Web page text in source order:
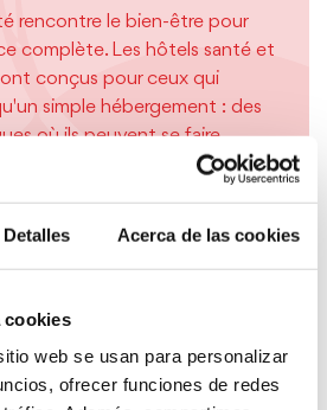
Detalles Acerca de las cookies
cookies
web se usan para personalizar
ofrecer funciones de redes
rencontre le bien-être pour
complète. Les hôtels santé et
conçus pour ceux qui
simple hébergement : des
où ils peuvent se faire
et profiter d'un style de vie